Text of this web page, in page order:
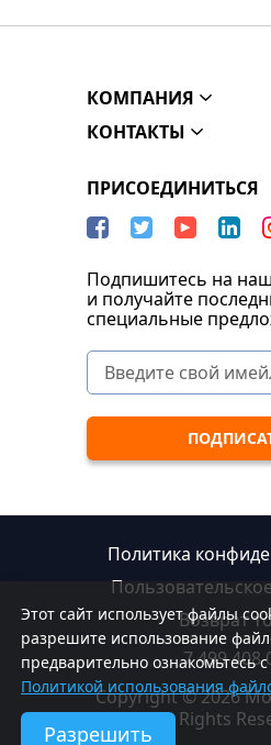
Этот сайт использует файлы
разрешите использование
предварительно ознакомьтесь с
Политикой использования
Разрешить
КОМПАНИЯ
КОНТАКТЫ
ПРИСОЕДИНИТЬСЯ
Подпишитесь на
и получайте
специальные
Политика
Возврат
7 499 408
Copyright © 2026
Rights